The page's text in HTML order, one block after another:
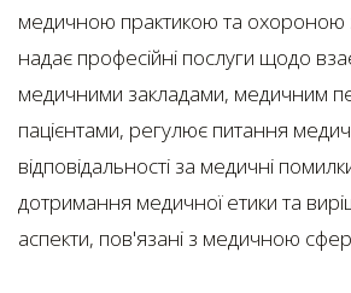
медичною практикою та охороною
надає професійні послуги щодо
медичними закладами, медичним
пацієнтами, регулює питання
відповідальності за медичні
дотримання медичної етики та
аспекти, пов'язані з медичною